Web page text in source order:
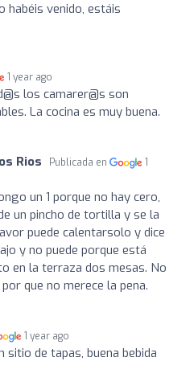
habéis venido, estáis
1 year ago
los camarer@s son
La cocina es muy buena.
Rios Publicada en
1
un 1 porque no hay cero,
un pincho de tortilla y se la
puede calentarsolo y dice
y no puede porque está
en la terraza dos mesas. No
que no merece la pena.
1 year ago
sitio de tapas, buena bebida